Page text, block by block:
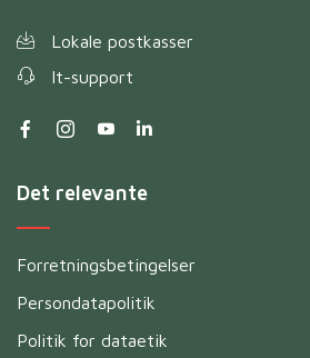
Lokale postkasser
It-support
Det relevante
Forretningsbetingelser
Persondatapolitik
Politik for dataetik